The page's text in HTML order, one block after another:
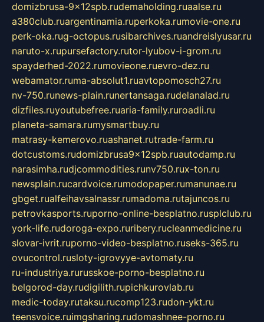
domizbrusa-9x12spb.rudemaholding.ruaalse.ru
a380club.ruargentinamia.ruperkoka.rumovie-one.ru
perk-oka.rug-octopus.rusibarchives.ruandreislyusar.ru
naruto-x.rupursefactory.rutor-lyubov-i-grom.ru
spayderhed-2022.rumovieone.ruevro-dez.ru
webamator.ruma-absolut1.ruavtopomosch27.ru
nv-750.runews-plain.runertansaga.rudelanalad.ru
dizfiles.ruyoutubefree.ruaria-family.ruroadli.ru
planeta-samara.rumysmartbuy.ru
matrasy-kemerovo.ruashanet.rutrade-farm.ru
dotcustoms.rudomizbrusa9x12spb.ruautodamp.ru
narasimha.rudjcommodities.runv750.rux-ton.ru
newsplain.rucardvoice.rumodopaper.rumanunae.ru
gbget.rualfeihavsalnassr.rumadoma.rutajuncos.ru
petrovkasports.ruporno-online-besplatno.rusplclub.ru
york-life.rudoroga-expo.ruribery.rucleanmedicine.ru
slovar-ivrit.ruporno-video-besplatno.ruseks-365.ru
ovucontrol.rusloty-igrovyye-avtomaty.ru
ru-industriya.rurusskoe-porno-besplatno.ru
belgorod-day.rudigilith.rupichkurovlab.ru
medic-today.rutaksu.rucomp123.rudon-ykt.ru
teensvoice.ruimgsharing.rudomashnee-porno.ru